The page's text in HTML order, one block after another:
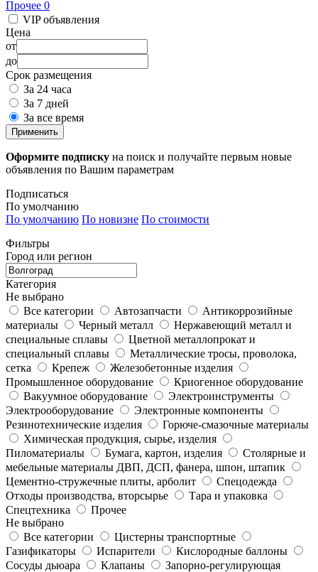
Прочее 0
VIP объявления
Цена
от
до
Срок размещения
За 24 часа
За 7 дней
За все время
Применить
Оформите подписку на поиск и получайте первым новые
объявления по Вашим параметрам
Подписаться
По умолчанию
По умолчанию По новизне По стоимости
Фильтры
Город или регион
Категория
Не выбрано
Все категории
Автозапчасти
Антикоррозийные
материалы
Черный металл
Нержавеющий металл и
специальные сплавы
Цветной металлопрокат и
специальный сплавы
Металлические тросы, проволока,
сетка
Крепеж
Железобетонные изделия
Промышленное оборудование
Криогенное оборудование
Вакуумное оборудование
Электроинструменты
Электрооборудование
Электронные компоненты
Резинотехнические изделия
Горюче-смазочные материалы
Химическая продукция, сырье, изделия
Пиломатериалы
Бумага, картон, изделия
Столярные и
мебельные материалы ДВП, ДСП, фанера, шпон, штапик
Цементно-стружечные плиты, арболит
Спецодежда
Отходы производства, вторсырье
Тара и упаковка
Спецтехника
Прочее
Не выбрано
Все категории
Цистерны транспортные
Газификаторы
Испарители
Кислородные баллоны
Сосуды дьюара
Клапаны
Запорно-регулирующая